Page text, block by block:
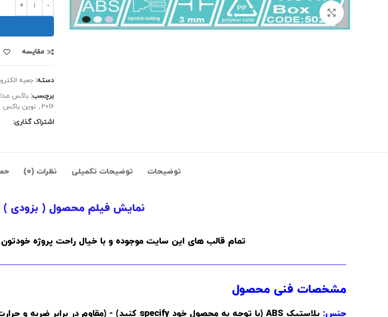
برای بزرگنمایی کلیک کنید
مقايسه
دسته: جعبه
برچسب: باکس
2016
, نوین باکس
اشتراک گذاری:
توضیحات توضیحات تکمیلی نظرات (0)
نمایش فیلم محصول ( بزودی )
تمام قالب های این سایت موجوده و با خیال راحت پروژه
مشخصات فنی محصول
جنس: پلاستیک ABS (با توجه به محصول خود specify کنید) - (مقاوم در برابر ضربه و حرارت)